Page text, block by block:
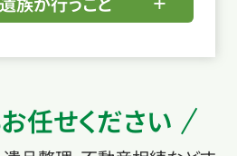
任せください